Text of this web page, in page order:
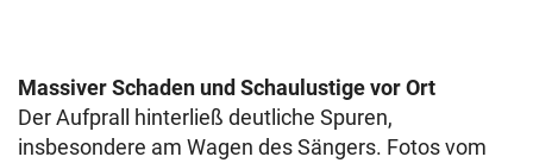
Massiver Schaden und Schaulustige vor Ort
Der Aufprall hinterließ deutliche Spuren,
insbesondere am Wagen des Sängers. Fotos vom